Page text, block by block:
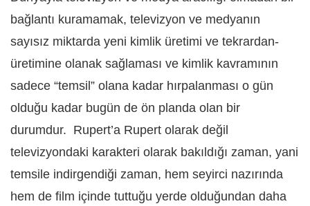
bağlantı kuramamak, televizyon ve medyanın
sayısız miktarda yeni kimlik üretimi ve tekrardan-
üretimine olanak sağlaması ve kimlik kavramının
sadece “temsil” olana kadar hırpalanması o gün
olduğu kadar bugün de ön planda olan bir
durumdur. Rupert’a Rupert olarak değil
televizyondaki karakteri olarak bakıldığı zaman, yani
temsile indirgendiği zaman, hem seyirci nazırında
hem de film içinde tuttuğu yerde olduğundan daha